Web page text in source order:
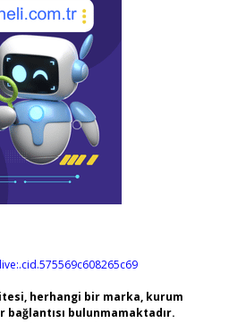
herhangi bir marka, kurum
bulunmamaktadır.